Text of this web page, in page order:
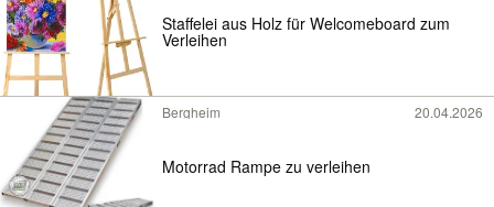
Staffelei aus Holz für Welcomeboard zum
Verleihen
Bergheim 20.04.2026
Motorrad Rampe zu verleihen